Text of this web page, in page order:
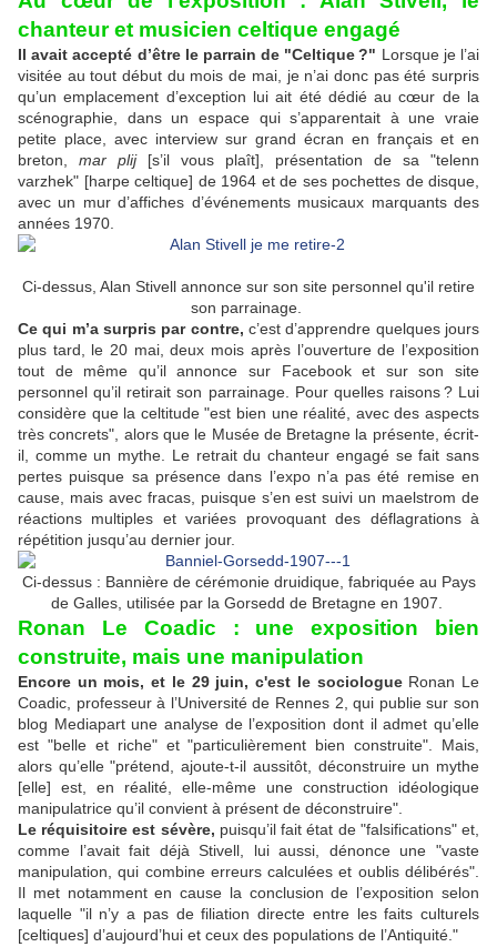
chanteur et musicien celtique engagé
Il avait accepté d’être le parrain de "Celtique ?" Lorsque je l’ai
visitée au tout début du mois de mai, je n’ai donc pas été surpris
qu’un emplacement d’exception lui ait été dédié au cœur de la
scénographie, dans un espace qui s’apparentait à une vraie
petite place, avec interview sur grand écran en français et en
breton, mar plij[s’il vous plaît], présentation de sa "telenn
varzhek" [harpe celtique] de 1964 et de ses pochettes de disque,
avec un mur d’affiches d’événements musicaux marquants des
années 1970.
Ci-dessus, Alan Stivell annonce sur son site personnel qu'il retire
son parrainage.
Ce qui m’a surpris par contre, c’est d’apprendre quelques jours
plus tard, le 20 mai, deux mois après l’ouverture de l’exposition
tout de même qu’il annonce sur Facebook et sur son site
personnel qu’il retirait son parrainage. Pour quelles raisons ? Lui
considère que la celtitude "est bien une réalité, avec des aspects
très concrets", alors que le Musée de Bretagne la présente, écrit-
il, comme un mythe. Le retrait du chanteur engagé se fait sans
pertes puisque sa présence dans l’expo n’a pas été remise en
cause, mais avec fracas, puisque s’en est suivi un maelstrom de
réactions multiples et variées provoquant des déflagrations à
répétition jusqu’au dernier jour.
Ci-dessus : Bannière de cérémonie druidique, fabriquée au Pays
de Galles, utilisée par la Gorsedd de Bretagne en 1907.
Ronan Le Coadic : une exposition bien
construite, mais une manipulation
Encore un mois, et le 29 juin, c'est le sociologueRonan Le
Coadic, professeur à l’Université de Rennes 2, qui publie sur son
blog Mediapart une analyse de l’exposition dont il admet qu’elle
est "belle et riche" et "particulièrement bien construite". Mais,
alors qu’elle "prétend, ajoute-t-il aussitôt, déconstruire un mythe
[elle] est, en réalité, elle-même une construction idéologique
manipulatrice qu’il convient à présent de déconstruire".
Le réquisitoire est sévère, puisqu’il fait état de "falsifications" et,
comme l’avait fait déjà Stivell, lui aussi, dénonce une "vaste
manipulation, qui combine erreurs calculées et oublis délibérés".
Il met notamment en cause la conclusion de l’exposition selon
laquelle "il n’y a pas de filiation directe entre les faits culturels
[celtiques] d’aujourd’hui et ceux des populations de l’Antiquité."